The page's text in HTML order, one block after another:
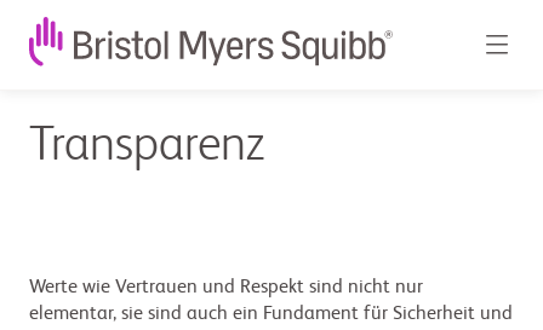
Transparenz
Werte wie Vertrauen und Respekt sind nicht nur
elementar, sie sind auch ein Fundament für Sicherheit und